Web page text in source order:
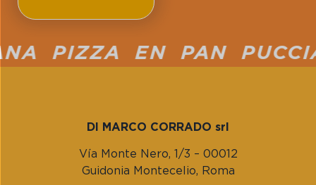
PIZZA EN PAN PUCCIA
DI MARCO CORRADO srl
Vía Monte Nero, 1/3 – 00012
Guidonia Montecelio, Roma